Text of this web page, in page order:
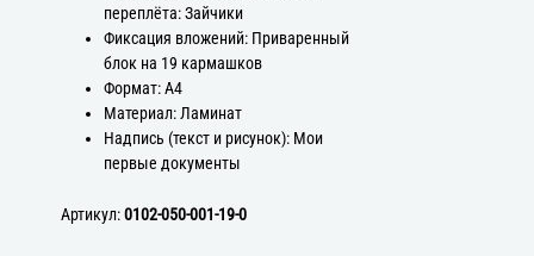
переплёта: Зайчики
Фиксация вложений: Приваренный
блок на 19 кармашков
Формат: А4
Материал: Ламинат
Надпись (текст и рисунок): Мои
первые документы
Артикул:0102-050-001-19-0